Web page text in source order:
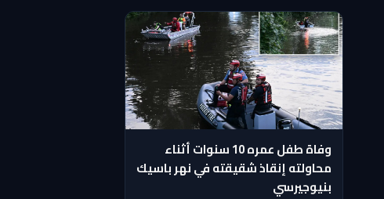
وفاة طفل عمره 10 سنوات أثناء
محاولته إنقاذ شقيقته في نهر باسيك
بنيوجيرسي